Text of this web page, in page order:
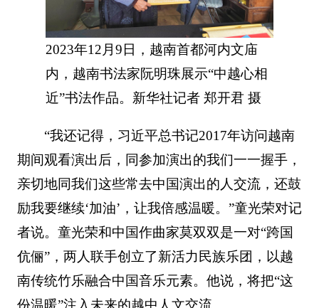
2023年12月9日，越南首都河内文庙
内，越南书法家阮明珠展示“中越心相
近”书法作品。新华社记者 郑开君 摄
“我还记得，习近平总书记2017年访问越南
期间观看演出后，同参加演出的我们一一握手，
亲切地同我们这些常去中国演出的人交流，还鼓
励我要继续‘加油’，让我倍感温暖。”童光荣对记
者说。童光荣和中国作曲家莫双双是一对“跨国
伉俪”，两人联手创立了新活力民族乐团，以越
南传统竹乐融合中国音乐元素。他说，将把“这
份温暖”注入未来的越中人文交流。